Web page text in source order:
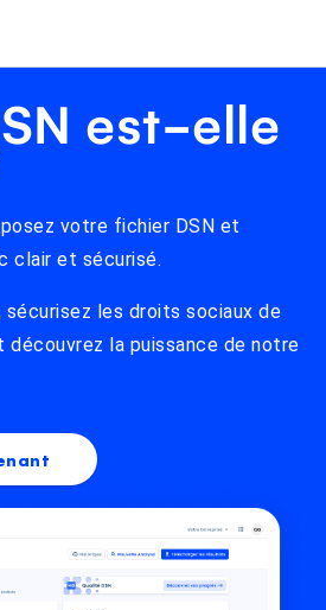
est-elle
votre fichier DSN et
clair et sécurisé.
les droits sociaux de
la puissance de notre